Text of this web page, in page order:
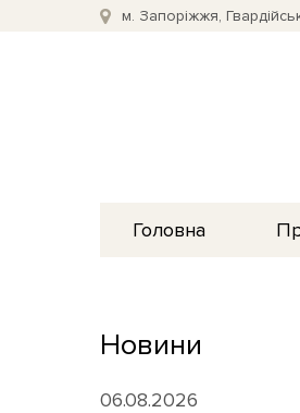
м. Запоріжжя,
Головна
Новини
06.08.2026